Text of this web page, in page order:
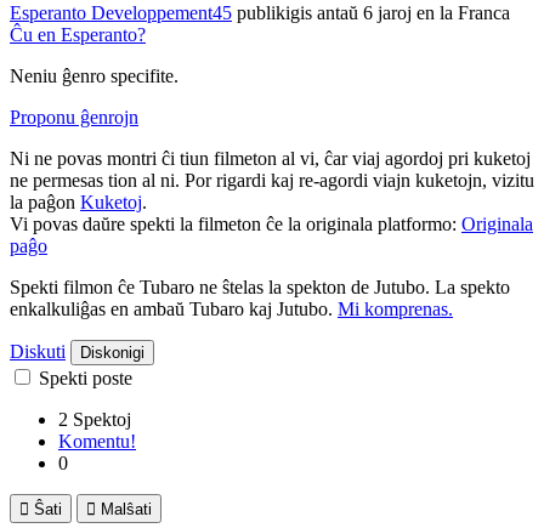
Esperanto Developpement45 publikigis antaŭ 6 jaroj en la Franca
Ĉu en Esperanto?
Neniu ĝenro specifite.
Proponu ĝenrojn
Ni ne povas montri ĉi tiun filmeton al vi, ĉar viaj agordoj pri kuketoj
ne permesas tion al ni. Por rigardi kaj re-agordi viajn kuketojn, vizitu
la paĝon Kuketoj.
Vi povas daŭre spekti la filmeton ĉe la originala platformo: Originala
paĝo
Spekti filmon ĉe Tubaro ne ŝtelas la spekton de Jutubo. La spekto
enkalkuliĝas en ambaŭ Tubaro kaj Jutubo. Mi komprenas.
Diskuti Diskonigi
Spekti poste
2 Spektoj
Komentu!
0
 Ŝati  Malŝati